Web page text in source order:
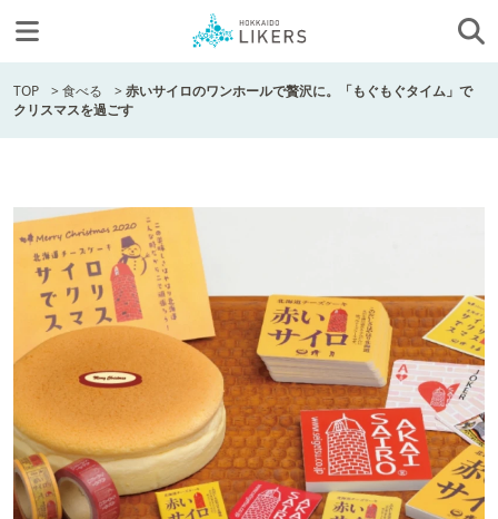
TOP >食べる >赤いサイロのワンホールで贅沢に。「もぐもぐタイム」で
クリスマスを過ごす